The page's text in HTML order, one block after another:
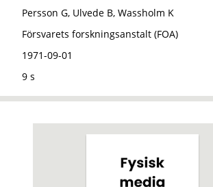
Persson G, Ulvede B, Wassholm K
Försvarets forskningsanstalt (FOA)
1971-09-01
9 s